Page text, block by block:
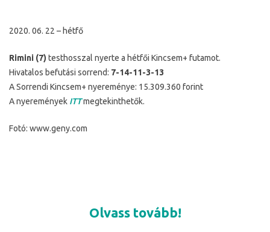
2020. 06. 22 – hétfő
Rimini (7) testhosszal nyerte a hétfői Kincsem+ futamot.
Hivatalos befutási sorrend: 7-14-11-3-13
A Sorrendi Kincsem+ nyereménye: 15.309.360 forint
A nyeremények ITTmegtekinthetők.
Fotó: www.geny.com
Olvass tovább!